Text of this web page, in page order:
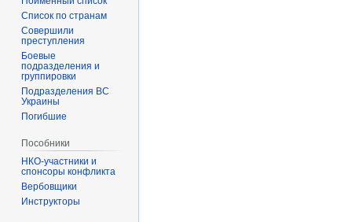
Список по странам
Совершили
преступления
Боевые
подразделения и
группировки
Подразделения ВС
Украины
Погибшие
Пособники
спонсоры конфликта
‏‎Вербовщики
Инструкторы